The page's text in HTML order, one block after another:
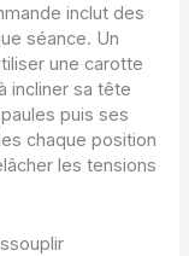
inclut des
séance. Un
une carotte
incliner sa tête
puis ses
chaque position
les tensions